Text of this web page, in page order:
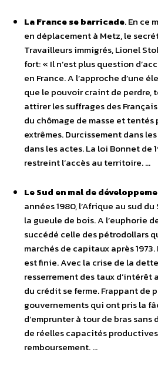
La France se barricade. En ce
en déplacement à Metz, le
Travailleurs immigrés, Lionel
fort: « Il n’est plus question
en France. A l’approche d’une
que le pouvoir craint de perdre,
attirer les suffrages des
du chômage de masse et tentés
extrêmes. Durcissement dans
dans les actes. La loi Bonnet de
restreint l’accès au territoire. …
Le Sud en mal de
années 1980, l’Afrique au sud
la gueule de bois. A l’euphorie
succédé celle des pétrodollars
marchés de capitaux après
est finie. Avec la crise de la
resserrement des taux
du crédit se ferme. Frappant de
gouvernements qui ont pris la
d’emprunter à tour de bras
de réelles capacités
remboursement. …